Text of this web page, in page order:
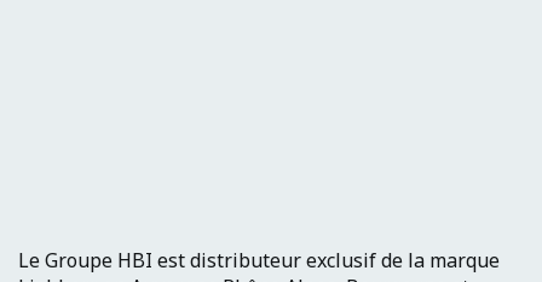
Le Groupe HBI est distributeur exclusif de la marque